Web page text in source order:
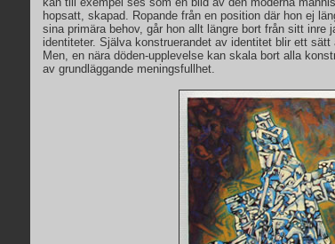
hopsatt, skapad. Ropande från en position där hon ej
sina primära behov, går hon allt längre bort från sitt inre
identiteter. Själva konstruerandet av identitet blir ett
Men, en nära döden-upplevelse kan skala bort alla
av grundläggande meningsfullhet.